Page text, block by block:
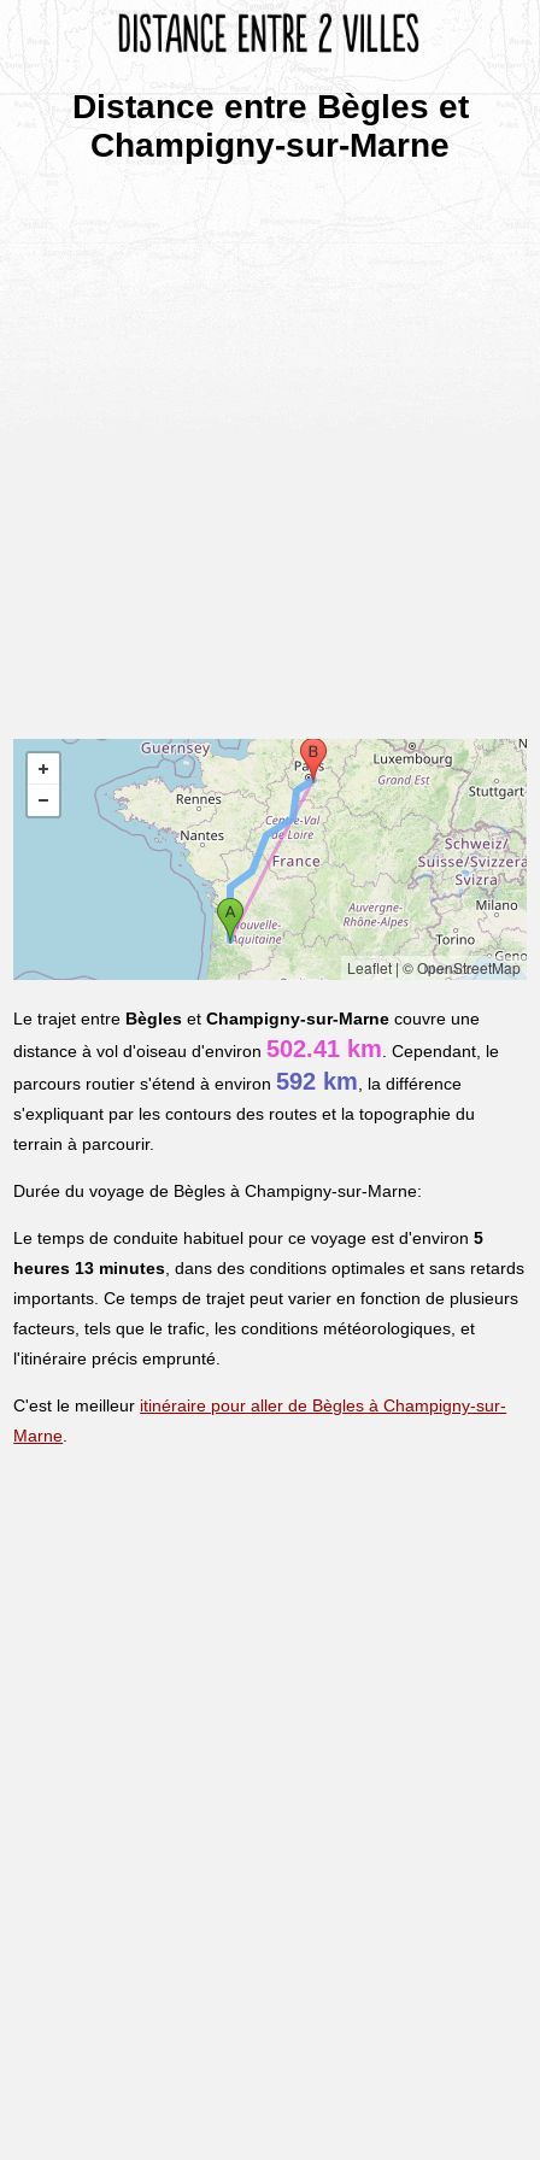
Distance entre Bègles et
Champigny-sur-Marne
Leaflet|© OpenStreetMap
Le trajet entre Bègles etChampigny-sur-Marne couvre une
distance à vol d'oiseau d'environ502.41 km. Cependant, le
parcours routier s'étend à environ592 km, la différence
s'expliquant par les contours des routes et la topographie du
terrain à parcourir.
Durée du voyage de Bègles à Champigny-sur-Marne:
Le temps de conduite habituel pour ce voyage est d'environ5
heures 13 minutes, dans des conditions optimales et sans retards
importants. Ce temps de trajet peut varier en fonction de plusieurs
facteurs, tels que le trafic, les conditions météorologiques, et
l'itinéraire précis emprunté.
C'est le meilleur itinéraire pour aller de Bègles à Champigny-sur-
Marne.